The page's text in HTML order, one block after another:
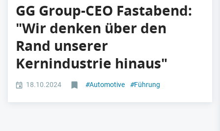
GG Group-CEO Fastabend:
"Wir denken über den
Rand unserer
Kernindustrie hinaus"
18.10.2024 #Automotive #Führung